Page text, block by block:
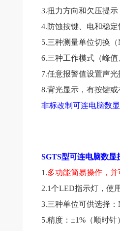
3.扭力方向和欠压提示
4.防蚀按键、电和稳
5.三种测量单位切换
6.三种工作模式（峰
7.任意报警值设置声
8.背光显示，有按键
非标改制可连电脑数
SGTS型可连电脑数显
1.多功能简易操作，
2.1个LED指示灯，使
3.三种单位可供选择
5.精度：±1%（顺时